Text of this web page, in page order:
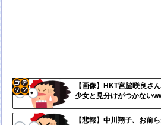
【画像】HKT宮脇咲良さ
少女と見分けがつかない
【悲報】中川翔子、お前